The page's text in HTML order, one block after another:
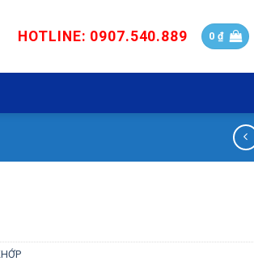
HOTLINE: 0907.540.889 0₫